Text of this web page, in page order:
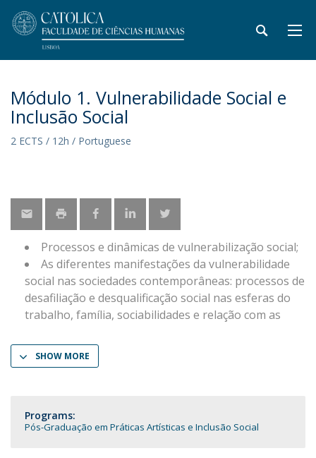
Módulo 1. Vulnerabilidade Social e
Inclusão Social
2 ECTS / 12h / Portuguese
Processos e dinâmicas de vulnerabilização social;
As diferentes manifestações da vulnerabilidade
social nas sociedades contemporâneas: processos de
desafiliação e desqualificação social nas esferas do
trabalho, família, sociabilidades e relação com as
SHOW MORE
Programs:
Pós-Graduação em Práticas Artísticas e Inclusão Social